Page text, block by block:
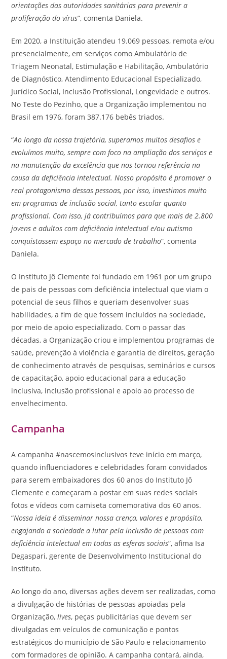
orientações das autoridades sanitárias para prevenir a
proliferação do vírus”, comenta Daniela.
Em 2020, a Instituição atendeu 19.069 pessoas, remota e/ou
presencialmente, em serviços como Ambulatório de
Triagem Neonatal, Estimulação e Habilitação, Ambulatório
de Diagnóstico, Atendimento Educacional Especializado,
Jurídico Social, Inclusão Profissional, Longevidade e outros.
No Teste do Pezinho, que a Organização implementou no
Brasil em 1976, foram 387.176 bebês triados.
“Ao longo da nossa trajetória, superamos muitos desafios e
evoluímos muito, sempre com foco na ampliação dos serviços e
na manutenção da excelência que nos tornou referência na
causa da deficiência intelectual. Nosso propósito é promover o
real protagonismo dessas pessoas, por isso, investimos muito
em programas de inclusão social, tanto escolar quanto
profissional. Com isso, já contribuímos para que mais de 2.800
jovens e adultos com deficiência intelectual e/ou autismo
conquistassem espaço no mercado de trabalho”, comenta
Daniela.
O Instituto Jô Clemente foi fundado em 1961 por um grupo
de pais de pessoas com deficiência intelectual que viam o
potencial de seus filhos e queriam desenvolver suas
habilidades, a fim de que fossem incluídos na sociedade,
por meio de apoio especializado. Com o passar das
décadas, a Organização criou e implementou programas de
saúde, prevenção à violência e garantia de direitos, geração
de conhecimento através de pesquisas, seminários e cursos
de capacitação, apoio educacional para a educação
inclusiva, inclusão profissional e apoio ao processo de
envelhecimento.
Campanha
A campanha #nascemosinclusivos teve início em março,
quando influenciadores e celebridades foram convidados
para serem embaixadores dos 60 anos do Instituto Jô
Clemente e começaram a postar em suas redes sociais
fotos e vídeos com camiseta comemorativa dos 60 anos.
“Nossa ideia é disseminar nossa crença, valores e propósito,
eng​ajando a sociedade a lutar pela inclusão de pessoas com
deficiência intelectual em todas as esferas sociais”, afima Isa
Degaspari, gerente de Desenvolvimento Institucional do
Instituto.
Ao longo do ano, diversas ações devem ser realizadas, como
a divulgação de histórias de pessoas apoiadas pela
Organização,lives, peças publicitárias que devem ser
divulgadas em veículos de comunicação e pontos
estratégicos do município de São Paulo e relacionamento
com formadores de opinião. A campanha contará, ainda,